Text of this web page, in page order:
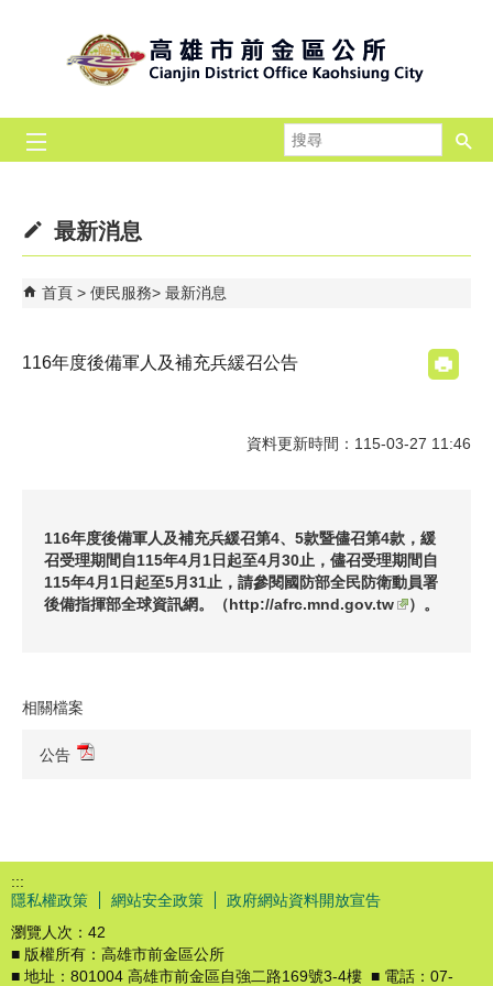
尋
最新消息
首頁 便民服務 最新消息
116年度後備軍人及補充兵緩召公告
資料更新時間：115-03-27 11:46
116年度後備軍人及補充兵緩召第4、5款暨儘召第4款，緩
召受理期間自115年4月1日起至4月30止，儘召受理期間自
115年4月1日起至5月31止，請參閱國防部全民防衛動員署
後備指揮部全球資訊網。（http://afrc.mnd.gov.tw ）。
相關檔案
公告
:::
隱私權政策
網站安全政策
政府網站資料開放宣告
瀏覽人次： 42
■ 版權所有：高雄市前金區公所
■ 地址：801004 高雄市前金區自強二路169號3-4樓 ■ 電話：07-